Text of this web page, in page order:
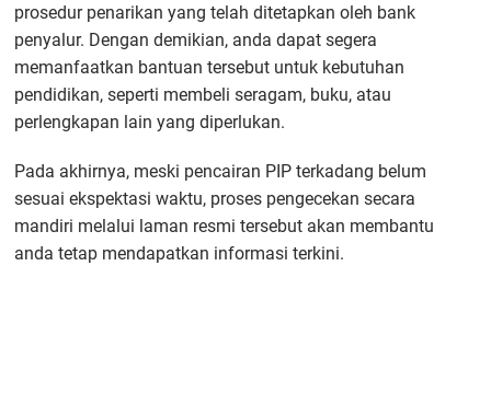
prosedur penarikan yang telah ditetapkan oleh bank
penyalur. Dengan demikian, anda dapat segera
memanfaatkan bantuan tersebut untuk kebutuhan
pendidikan, seperti membeli seragam, buku, atau
perlengkapan lain yang diperlukan.
Pada akhirnya, meski pencairan PIP terkadang belum
sesuai ekspektasi waktu, proses pengecekan secara
mandiri melalui laman resmi tersebut akan membantu
anda tetap mendapatkan informasi terkini.